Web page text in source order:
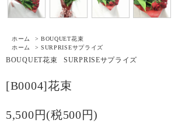
ホーム > BOUQUET花束
ホーム
> SURPRISEサプライズ
BOUQUET花束 SURPRISEサプライズ
[B0004]花束
5,500円(税500円)